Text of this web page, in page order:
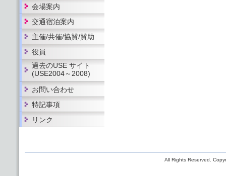
会場案内
交通宿泊案内
主催/共催/協賛/賛助
役員
過去のUSE サイト
(USE2004～2008)
お問い合わせ
特記事項
リンク
All Rights Reserved.